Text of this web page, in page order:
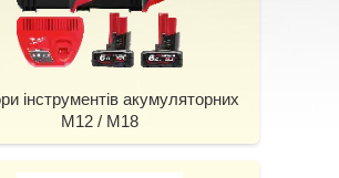
інструментів акумуляторних
М12 / М18